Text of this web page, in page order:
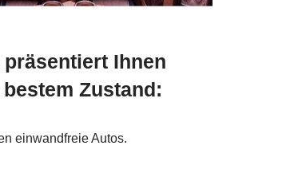
präsentiert Ihnen
Zustand:
einwandfreie Autos.